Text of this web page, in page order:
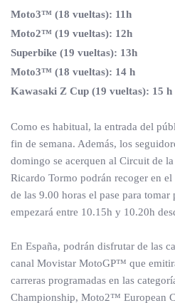
Moto3™ (18 vueltas): 11h
Moto2™ (19 vueltas): 12h
Superbike (19 vueltas): 13h
Moto3™ (18 vueltas): 14 h
Kawasaki Z Cup (19 vueltas): 15 h
Como es habitual, la entrada del
fin de semana. Además, los
domingo se acerquen al Circuit de
Ricardo Tormo podrán recoger en
de las 9.00 horas el pase para
empezará entre 10.15h y 10.20h
En España, podrán disfrutar de las
canal Movistar MotoGP™ que
carreras programadas en las
Championship, Moto2™ European